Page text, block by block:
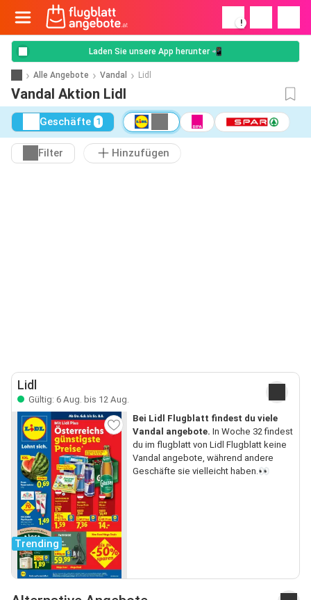
!
Laden Sie unsere App herunter 📲
Alle Angebote Vandal Lidl
Vandal Aktion Lidl
Geschäfte 1
Filter Hinzufügen
Lidl
Gültig: 6 Aug. bis 12 Aug.
Trending
Bei Lidl Flugblatt findest du viele
Vandal angebote. In Woche 32 findest
du im flugblatt von Lidl Flugblatt keine
Vandal angebote, während andere
Geschäfte sie vielleicht haben.👀